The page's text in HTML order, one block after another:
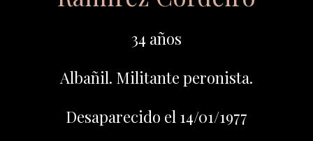
34 años
Albañil. Militante peronista.
Desaparecido el 14/01/1977